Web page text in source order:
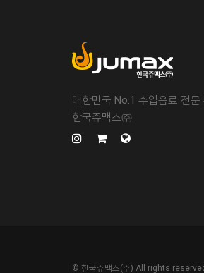
대한민국 No.1 수입음료 전문
한국쥬맥스㈜
© 한국쥬맥스(주) All rights